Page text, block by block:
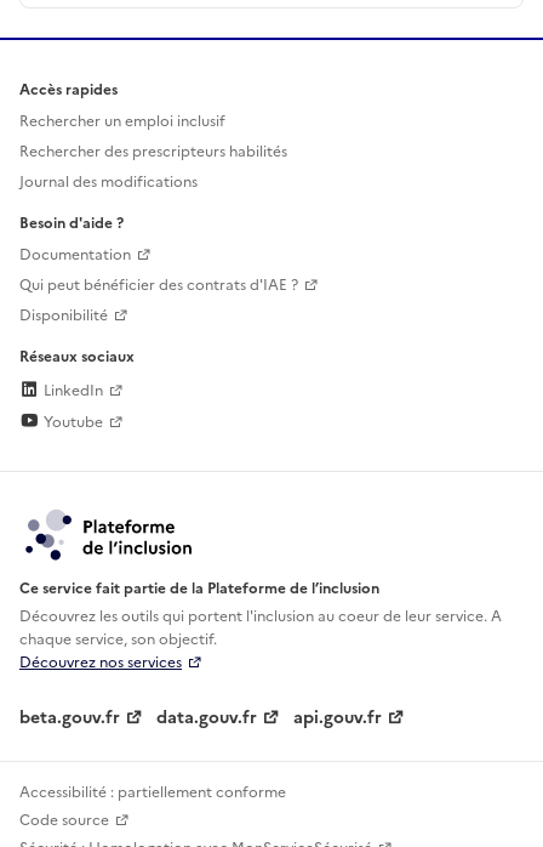
Accès rapides
Rechercher un emploi inclusif
Rechercher des prescripteurs habilités
Journal des modifications
Besoin d'aide ?
Documentation
Qui peut bénéficier des contrats d'IAE ?
Disponibilité
Réseaux sociaux
LinkedIn
Youtube
Ce service fait partie de la Plateforme de l’inclusion
Découvrez les outils qui portent l'inclusion aucoeur de leur service. A
chaque service, son objectif.
Découvrez nos services
beta.gouv.fr data.gouv.fr api.gouv.fr
Accessibilité : partiellement conforme
Code source